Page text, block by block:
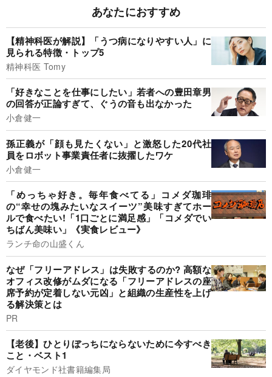
あなたにおすすめ
【精神科医が解説】「うつ病になりやすい人」に
見られる特徴・トップ5
精神科医 Tomy
「好きなことを仕事にしたい」若者への豊田章男
の回答が正論すぎて、ぐうの音も出なかった
小倉健一
孫正義が「顔も見たくない」と激怒した20代社
員をロボット事業責任者に抜擢したワケ
小倉健一
「めっちゃ好き。毎年食べてる」コメダ珈琲
の“幸せの塊みたいなスイーツ”美味すぎてホー
ルで食べたい!「1口ごとに満足感」「コメダでい
ちばん美味い」《実食レビュー》
ランチ命の山盛くん
なぜ「フリーアドレス」は失敗するのか? 高額な
オフィス改修がムダになる「フリーアドレスの座
席予約が定着しない元凶」と組織の生産性を上げ
る解決策とは
PR
【老後】ひとりぼっちにならないために今すべき
こと・ベスト1
ダイヤモンド社書籍編集局